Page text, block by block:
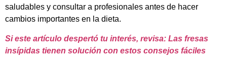
saludables y consultar a profesionales antes de hacer
cambios importantes en la dieta.
Si este artículo despertó tu interés, revisa: Las fresas
insípidas tienen solución con estos consejos fáciles